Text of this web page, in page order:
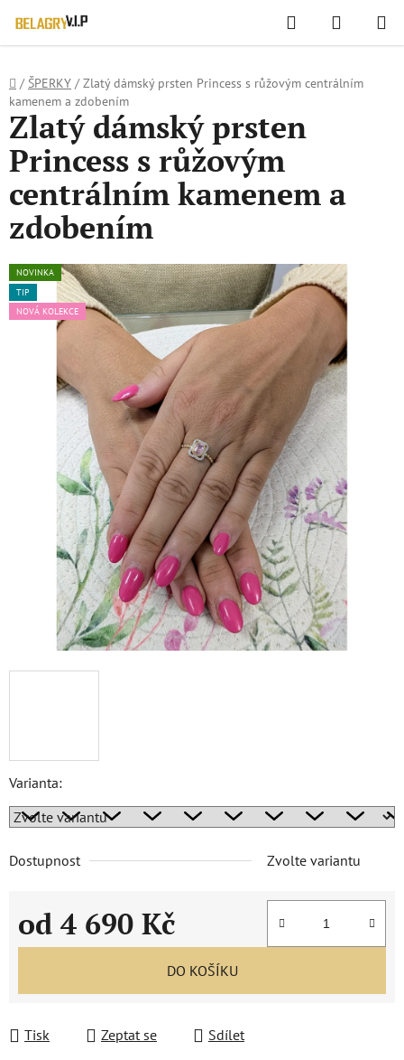
WIDGET HODNOCENÍ OBCHODU
Přejít
na
Hledat
KOŠÍK
Domů
/ ŠPERKY / Zlatý dámský prsten Princess s růžovým centrálním
kamenem a zdobením
Varianta:
Dostupnost Zvolte variantu
od 4 690 Kč
Měrná cena:
DO KOŠÍKU
Tisk Zeptat se Sdílet
Zlatý dámský prsten
Princess s růžovým
centrálním kamenem a
zdobením
NOVINKA
TIP
NOVÁ KOLEKCE